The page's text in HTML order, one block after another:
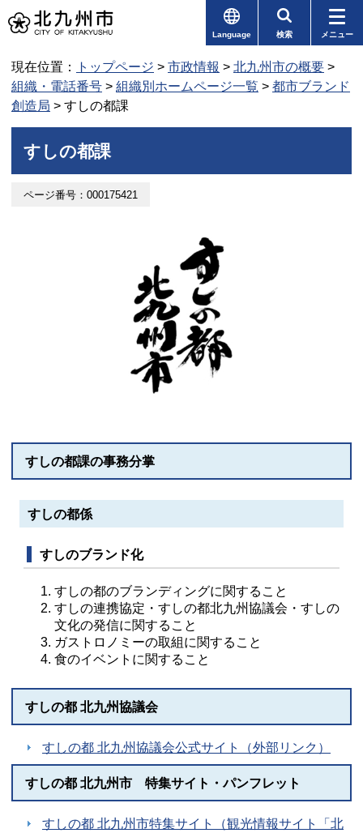
Language 検索 メニュー
現在位置： トップページ > 市政情報 > 北九州市の概要 >
組織・電話番号 > 組織別ホームページ一覧 > 都市ブランド
創造局 > すしの都課
すしの都課
ページ番号：000175421
すしの都課の事務分掌
すしの都係
すしのブランド化
すしの都のブランディングに関すること
すしの連携協定・すしの都北九州協議会・すしの
文化の発信に関すること
ガストロノミーの取組に関すること
食のイベントに関すること
すしの都 北九州協議会
すしの都 北九州協議会公式サイト（外部リンク）
すしの都 北九州市 特集サイト・パンフレット
すしの都 北九州市特集サイト（観光情報サイト「北